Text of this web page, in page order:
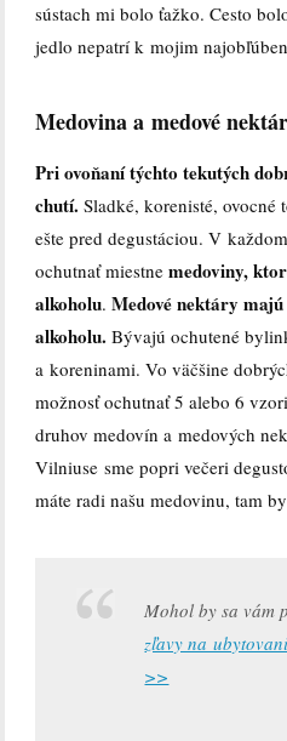
sústach mi bolo ťažko. Cesto
jedlo nepatrí k mojim
Medovina a medové
Pri ovoňaní týchto tekutých
chutí. Sladké, korenisté,
ešte pred degustáciou. V
ochutnať miestnemedoviny,
alkoholu.Medové nektáry
alkoholu. Bývajú ochutené
a koreninami. Vo väčšine
možnosť ochutnať 5 alebo 6
druhov medovín a medových
Vilniuse sme popri večeri
máte radi našu medovinu, tam
Mohol by sa vám
zľavy na
>>